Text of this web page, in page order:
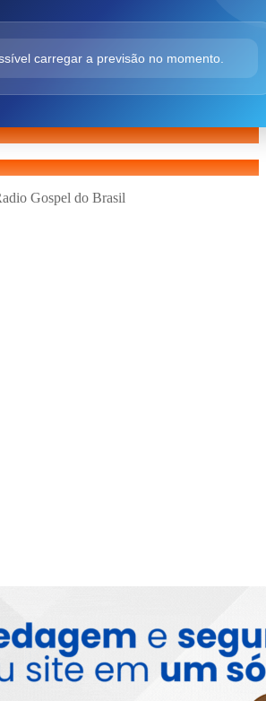
carregar a previsão no momento.
Gospel do Brasil